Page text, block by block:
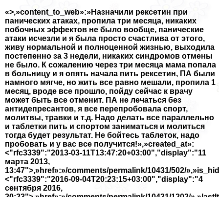
«>,»content_to_web»:»Назначили рексетин при
панических атаках, пропила три месяца, никаких
побочных эффектов не было вообще, панические
атаки исчезли и я была просто счастлива от этого,
живу нормальной и полноценной жизнью, выходила
постепенно за 3 недели, никаких синдромов отмены
не было. К сожалению через три месяца мама попала
в больницу и я опять начала пить рексетин, ПА были
намного мягче, но жить все равно мешали, пропила 1
месяц, вроде все прошло, пойду сейчас к врачу
может быть все отменит. ПА не лечаться без
антидепресантов, я все перепробовала спорт,
молитвы, травки и т.д. Надо делать все параллельно
и таблетки пить и спортом заниматься и молиться
тогда будет результат. Не бойтесь таблеток, надо
пробовать и у вас все получится!»,»created_at»:
<"rfc3339":"2013-03-11T13:47:20+03:00","display":"11
марта 2013,
13:47">,»href»:»/comments/permalink/10431/502/
<"rfc3339":"2016-09-04T20:23:15+03:00","display":"4
сентября 2016,